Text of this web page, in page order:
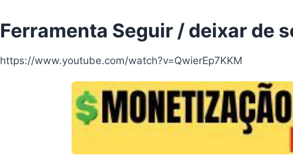
Ferramenta Seguir / deixar de
https://www.youtube.com/watch?v=QwierEp7KKM